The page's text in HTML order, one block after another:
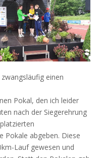
einen
Pokal, den ich leider
nach der Siegerehrung
Pokale abgeben. Diese
Lauf gewesen und